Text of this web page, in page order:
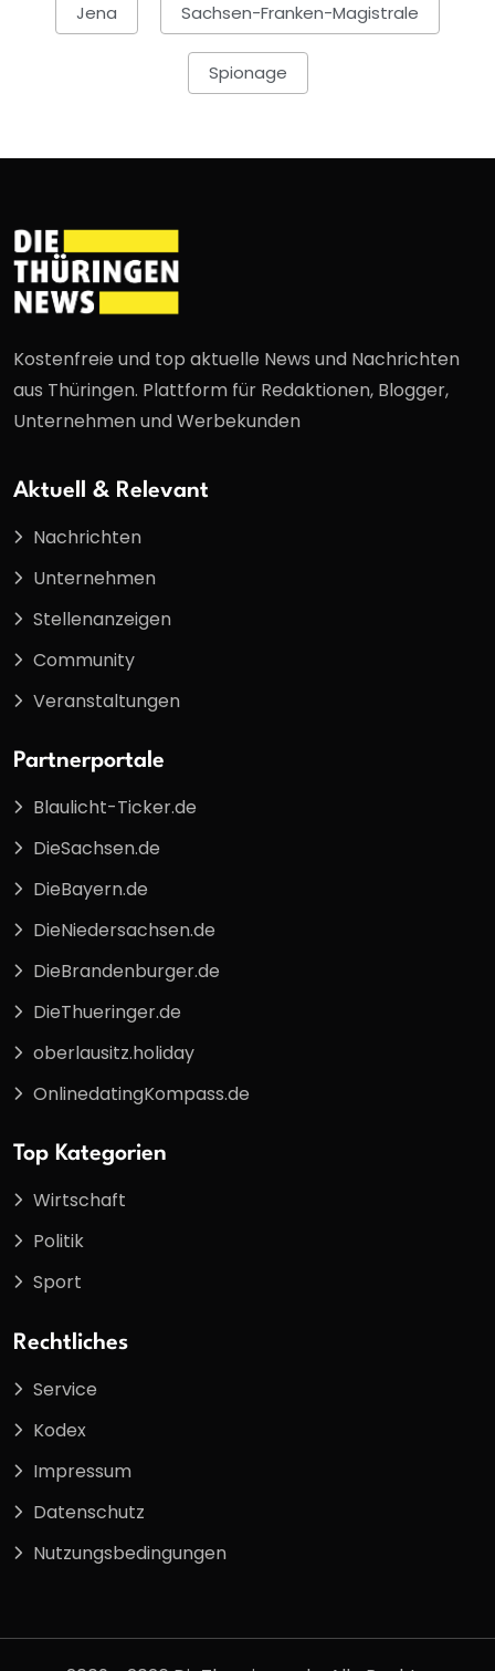
Jena Sachsen-Franken-Magistrale
Spionage
Kostenfreie und top aktuelle News und Nachrichten
aus Thüringen. Plattform für Redaktionen, Blogger,
Unternehmen und Werbekunden
Aktuell & Relevant
Nachrichten
Unternehmen
Stellenanzeigen
Community
Veranstaltungen
Partnerportale
Blaulicht-Ticker.de
DieSachsen.de
DieBayern.de
DieNiedersachsen.de
DieBrandenburger.de
DieThueringer.de
oberlausitz.holiday
OnlinedatingKompass.de
Top Kategorien
Wirtschaft
Politik
Sport
Rechtliches
Service
Kodex
Impressum
Datenschutz
Nutzungsbedingungen